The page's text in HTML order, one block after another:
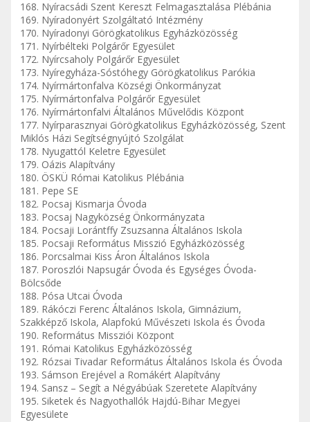
168. Nyíracsádi Szent Kereszt Felmagasztalása Plébánia
169. Nyíradonyért Szolgáltató Intézmény
170. Nyíradonyi Görögkatolikus Egyházközösség
171. Nyírbélteki Polgárőr Egyesület
172. Nyírcsaholy Polgárőr Egyesület
173. Nyíregyháza-Sóstóhegy Görögkatolikus Parókia
174. Nyírmártonfalva Községi Önkormányzat
175. Nyírmártonfalva Polgárőr Egyesület
176. Nyírmártonfalvi Általános Művelődis Központ
177. Nyírparasznyai Görögkatolikus Egyházközösség, Szent
Miklós Házi Segítségnyújtó Szolgálat
178. Nyugattól Keletre Egyesület
179. Oázis Alapítvány
180. ÖSKÜ Római Katolikus Plébánia
181. Pepe SE
182. Pocsaj Kismarja Óvoda
183. Pocsaj Nagyközség Önkormányzata
184. Pocsaji Lorántffy Zsuzsanna Általános Iskola
185. Pocsaji Református Misszió Egyházközösség
186. Porcsalmai Kiss Áron Általános Iskola
187. Poroszlói Napsugár Óvoda és Egységes Óvoda-
Bölcsőde
188. Pósa Utcai Óvoda
189. Rákóczi Ferenc Általános Iskola, Gimnázium,
Szakképző Iskola, Alapfokú Művészeti Iskola és Óvoda
190. Református Missziói Központ
191. Római Katolikus Egyházközösség
192. Rózsai Tivadar Református Általános Iskola és Óvoda
193. Sámson Erejével a Romákért Alapítvány
194. Sansz – Segít a Négyábúak Szeretete Alapítvány
195. Siketek és Nagyothallók Hajdú-Bihar Megyei
Egyesülete